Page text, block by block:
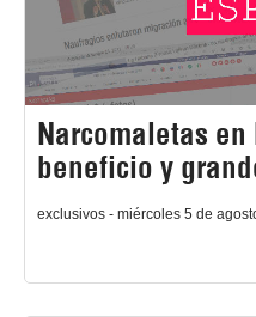
Narcomaletas
beneficio y
exclusivos - miércoles 5 de